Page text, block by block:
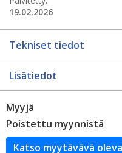
19.02.2026
Tekniset tiedot
Lisätiedot
Myyjä
Poistettu myynnistä
Katso myytävävä